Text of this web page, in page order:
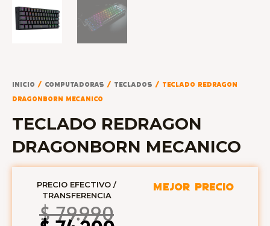
Inicio / COMPUTADORAS / TECLADOS / TECLADO REDRAGON
DRAGONBORN MECANICO
TECLADO REDRAGON
DRAGONBORN MECANICO
PRECIO EFECTIVO /
TRANSFERENCIA
$79.990El
MEJOR PRECIO